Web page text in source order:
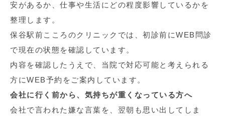
安があるか、仕事や生活にどの程度影響しているかを
整理します。
保谷駅前こころのクリニックでは、初診前にWEB問診
で現在の状態を確認しています。
内容を確認したうえで、当院で対応可能と考えられる
方にWEB予約をご案内しています。
会社に行く前から、気持ちが重くなっている方へ
会社で言われた嫌な言葉を、翌朝も思い出してしま